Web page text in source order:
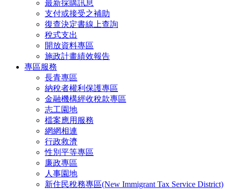
最新採購訊息
支付或接受之補助
復查決定書線上查詢
稅式支出
開放資料專區
施政計畫績效報告
專區服務
長青專區
納稅者權利保護專區
金融機構經收稅款專區
志工園地
檔案應用服務
網網相連
行政救濟
性別平等專區
廉政專區
人事園地
新住民稅務專區(New Immigrant Tax Service District)